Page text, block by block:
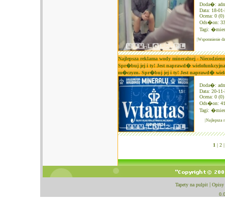
Doda�:
Data: 18-
Ocena: 0 (0)
Ods�on:
Tagi:
|Wspomnienie
Najlepsza reklama wody mineralnej -
Spr�buj jej i ty! Jest naprawd�
m�czyzn. Spr�buj jej i ty! Jest naprawd�
Doda�:
Data: 20-
Ocena: 0 (0)
Ods�on:
Tagi:
|Najlepsza
1 | 2 |
Tapety na pulpit
Opisy